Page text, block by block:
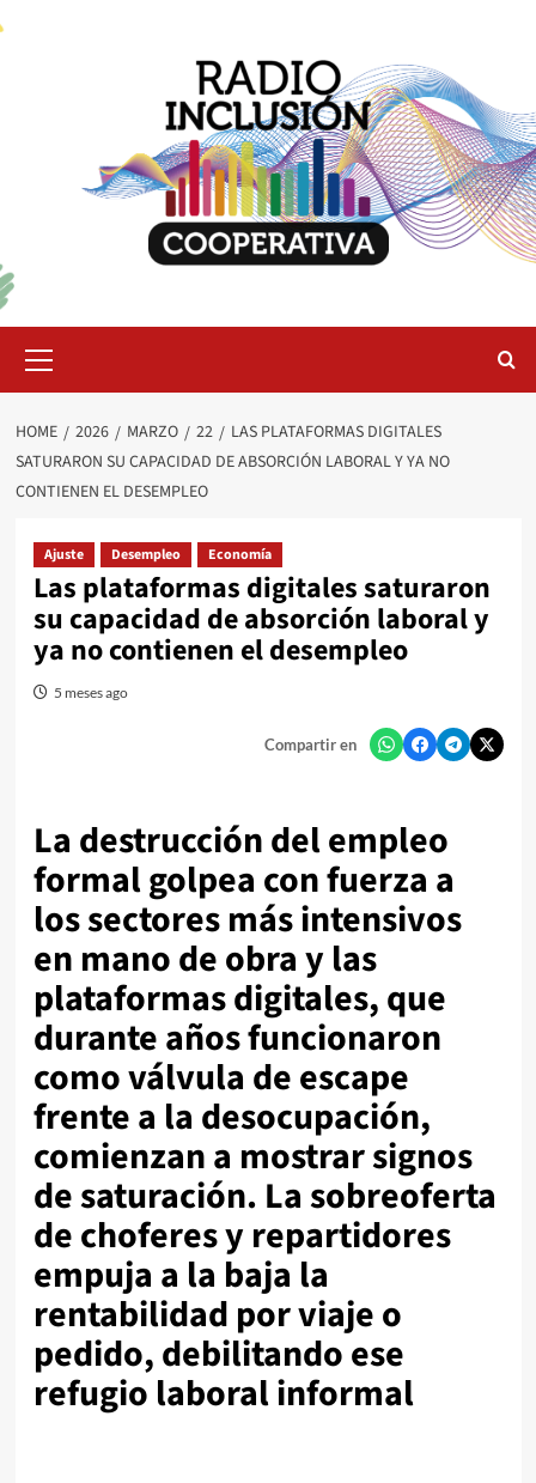
Menu
HOME 2026 MARZO 22
LAS PLATAFORMAS DIGITALES
SATURARON SU CAPACIDAD DE ABSORCIÓN LABORAL Y YA NO
CONTIENEN EL DESEMPLEO
Ajuste Desempleo Economía
Las plataformas digitales saturaron
su capacidad de absorción laboral y
ya no contienen el desempleo
5 meses ago
Compartir en
La destrucción del empleo
formal golpea con fuerza a
los sectores más intensivos
en mano de obra y las
plataformas digitales, que
durante años funcionaron
como válvula de escape
frente a la desocupación,
comienzan a mostrar signos
de saturación. La sobreoferta
de choferes y repartidores
empuja a la baja la
rentabilidad por viaje o
pedido, debilitando ese
refugio laboral informal